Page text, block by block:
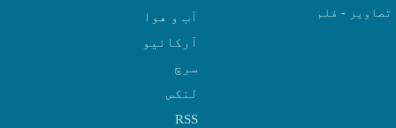
تصاوير - فلم
آب و هوا
سرچ
لنکس
RSS